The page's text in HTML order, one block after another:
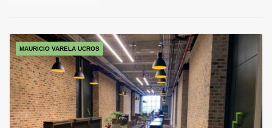
MAURICIO VARELA UCROS